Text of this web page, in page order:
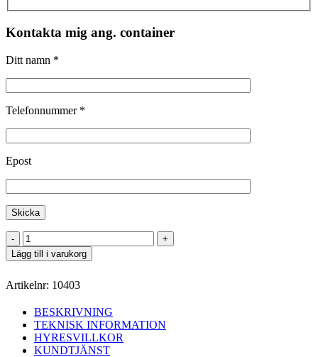
Kontakta mig ang. container
Ditt namn *
Telefonnummer *
Epost
WC
20
fot
mängd
Lägg till i varukorg
Artikelnr: 10403
BESKRIVNING
TEKNISK INFORMATION
HYRESVILLKOR
KUNDTJÄNST